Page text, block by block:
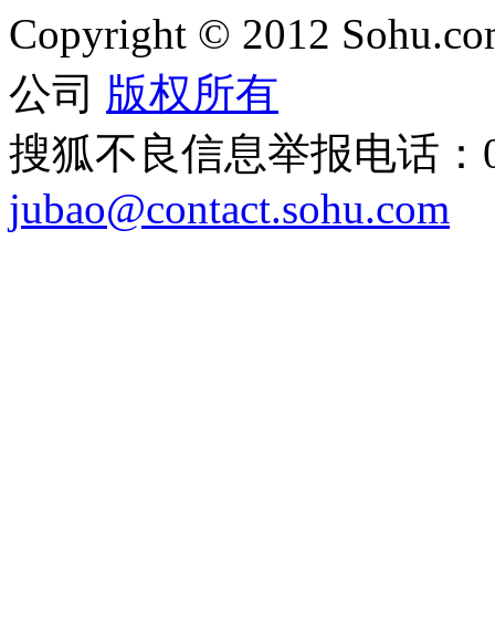
Copyright © 2012
公司 版权所有
搜狐不良信息举报电话：
jubao@contact.sohu.com